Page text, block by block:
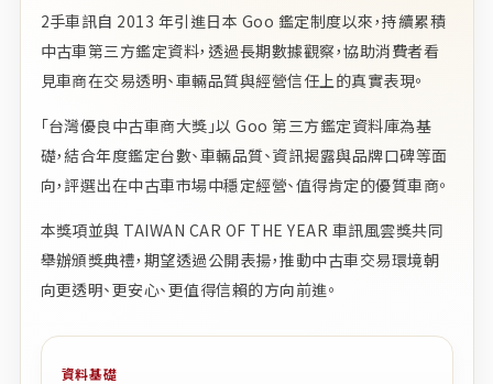
2手車訊自 2013 年引進日本 Goo 鑑定制度以來，持續累積
中古車第三方鑑定資料，透過長期數據觀察，協助消費者看
見車商在交易透明、車輛品質與經營信任上的真實表現。
「台灣優良中古車商大獎」以 Goo 第三方鑑定資料庫為基
礎，結合年度鑑定台數、車輛品質、資訊揭露與品牌口碑等面
向，評選出在中古車市場中穩定經營、值得肯定的優質車商。
本獎項並與 TAIWAN CAR OF THE YEAR 車訊風雲獎共同
舉辦頒獎典禮，期望透過公開表揚，推動中古車交易環境朝
向更透明、更安心、更值得信賴的方向前進。
資料基礎